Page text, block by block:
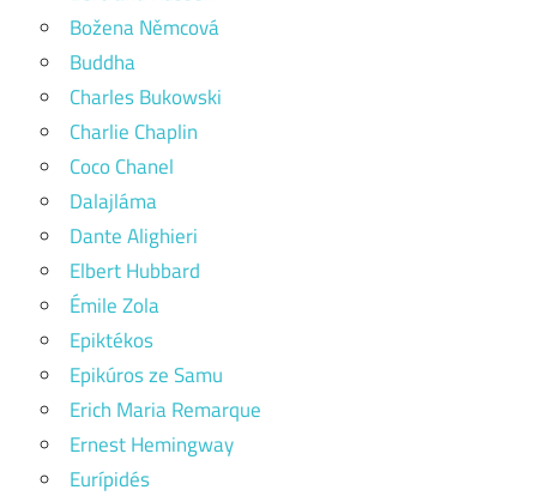
Božena Němcová
Buddha
Charles Bukowski
Charlie Chaplin
Coco Chanel
Dalajláma
Dante Alighieri
Elbert Hubbard
Émile Zola
Epiktékos
Epikúros ze Samu
Erich Maria Remarque
Ernest Hemingway
Eurípidés